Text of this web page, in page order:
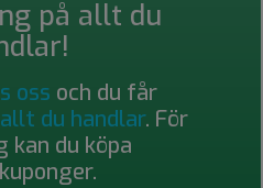
på allt du
oss och du får
du handlar. För
kan du köpa